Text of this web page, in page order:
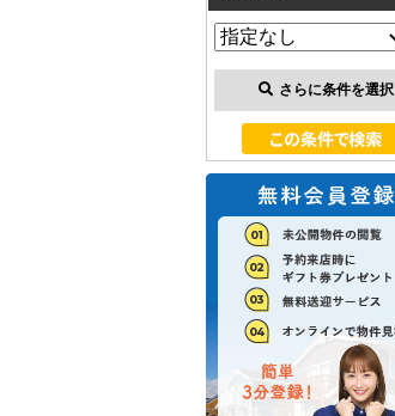
さらに条件を選択